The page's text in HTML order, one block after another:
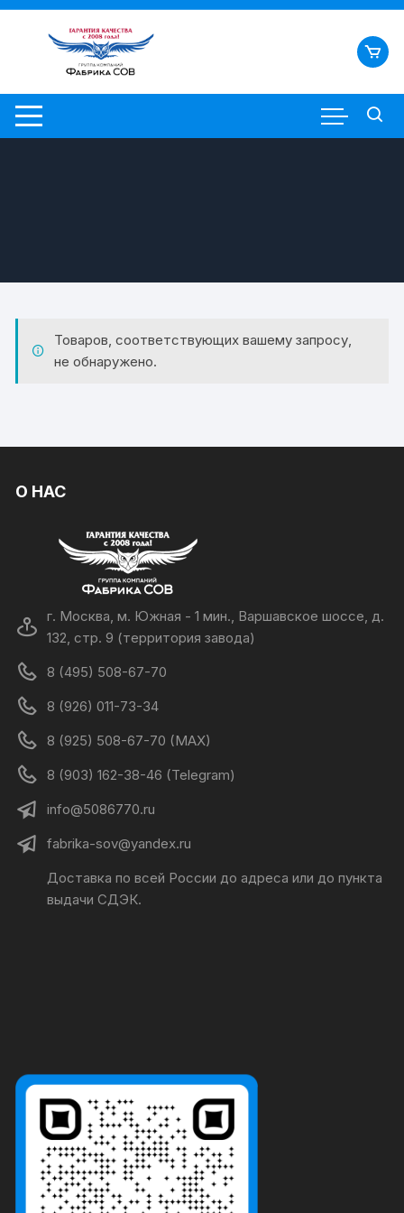
Перейти
содержимому
Товаров, соответствующих вашему запросу,
не обнаружено.
О НАС
г. Москва, м. Южная - 1 мин., Варшавское шоссе, д.
132, стр. 9 (территория завода)
8 (495) 508-67-70
8 (926) 011-73-34
8 (925) 508-67-70 (MAX)
8 (903) 162-38-46 (Telegram)
info@5086770.ru
fabrika-sov@yandex.ru
Доставка по всей России до адреса или до пункта
выдачи СДЭК.